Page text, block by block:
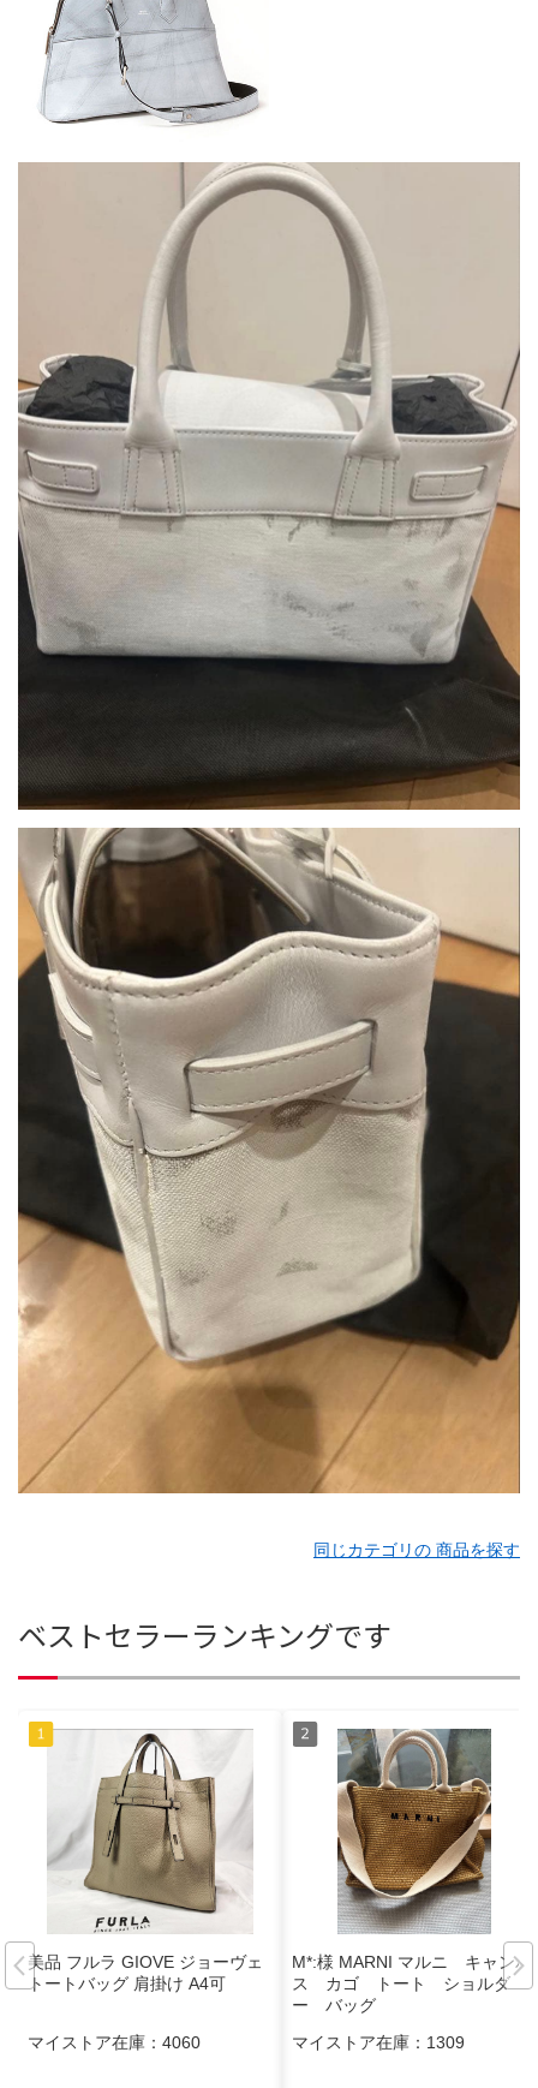
同じカテゴリの 商品を探す
ベストセラーランキングです
美品 フルラ GIOVE ジョーヴェ
トートバッグ 肩掛け A4可
マイストア在庫： 4060
M*:様 MARNI マルニ キャンバ
ス カゴ トート ショルダ
ー バッグ
マイストア在庫： 1309